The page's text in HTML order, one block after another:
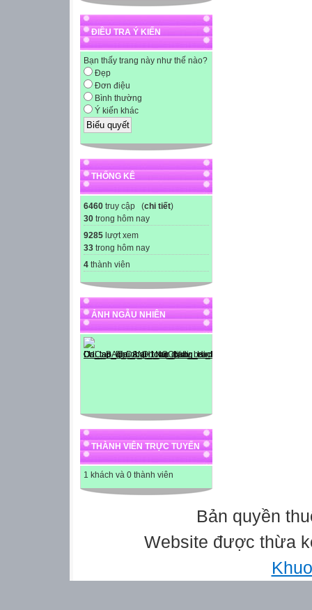
ĐIỀU TRA Ý KIẾN
Bạn thấy trang này như thế nào?
Đẹp
Đơn điệu
Bình thường
Ý kiến khác
THỐNG KÊ
6460 truy cập (chi tiết)
30 trong hôm nay
9285 lượt xem
33 trong hôm nay
4 thành viên
ẢNH NGẪU NHIÊN
THÀNH VIÊN TRỰC TUYẾN
1 khách và 0 thành viên
Bản quyền
Website được thừa